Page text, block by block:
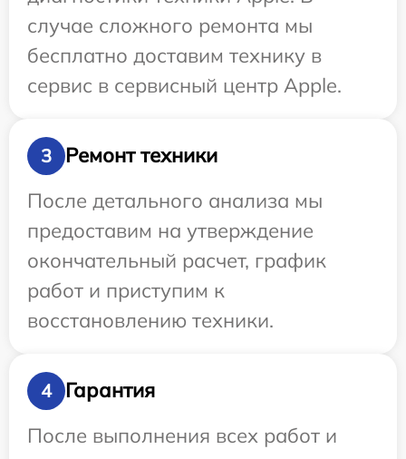
случае сложного ремонта мы
бесплатно доставим технику в
сервис в сервисный центр Apple.
3
Ремонт техники
После детального анализа мы
предоставим на утверждение
окончательный расчет, график
работ и приступим к
восстановлению техники.
4
Гарантия
После выполнения всех работ и